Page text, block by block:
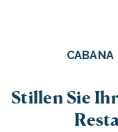
CABANA
Stillen Sie